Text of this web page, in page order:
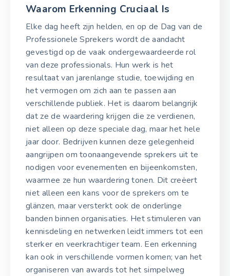
Waarom Erkenning Cruciaal Is
Elke dag heeft zijn helden, en op de Dag van de
Professionele Sprekers wordt de aandacht
gevestigd op de vaak ondergewaardeerde rol
van deze professionals. Hun werk is het
resultaat van jarenlange studie, toewijding en
het vermogen om zich aan te passen aan
verschillende publiek. Het is daarom belangrijk
dat ze de waardering krijgen die ze verdienen,
niet alleen op deze speciale dag, maar het hele
jaar door. Bedrijven kunnen deze gelegenheid
aangrijpen om toonaangevende sprekers uit te
nodigen voor evenementen en bijeenkomsten,
waarmee ze hun waardering tonen. Dit creëert
niet alleen een kans voor de sprekers om te
glänzen, maar versterkt ook de onderlinge
banden binnen organisaties. Het stimuleren van
kennisdeling en netwerken leidt immers tot een
sterker en veerkrachtiger team. Een erkenning
kan ook in verschillende vormen komen; van het
organiseren van awards tot het simpelweg